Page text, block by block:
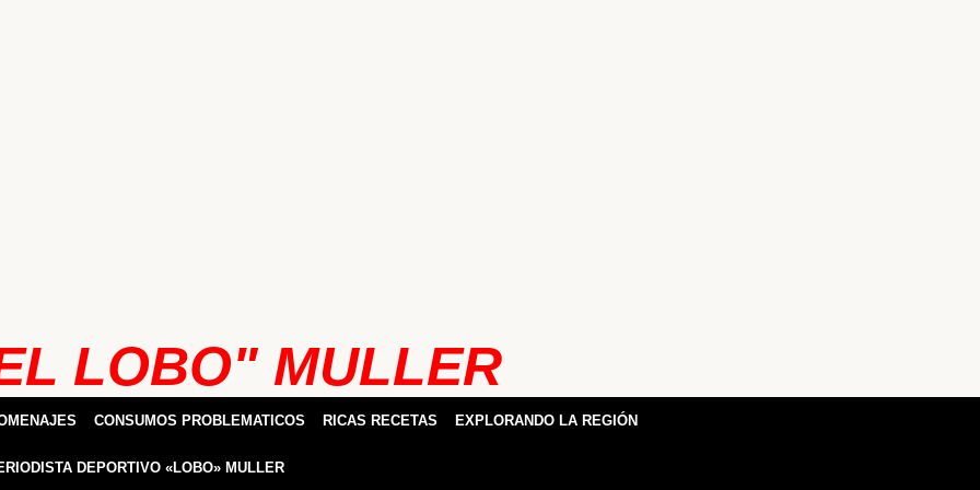
LOBO" MULLER
CONSUMOS PROBLEMATICOS RICAS RECETAS EXPLORANDO LA REGIÓN
DEPORTIVO «LOBO» MULLER